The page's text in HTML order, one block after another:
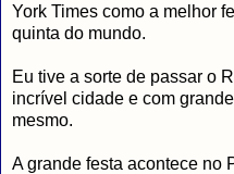
York Times como a melhor
quinta do mundo.
Eu tive a sorte de passar o
incrível cidade e com
mesmo.
A grande festa acontece no